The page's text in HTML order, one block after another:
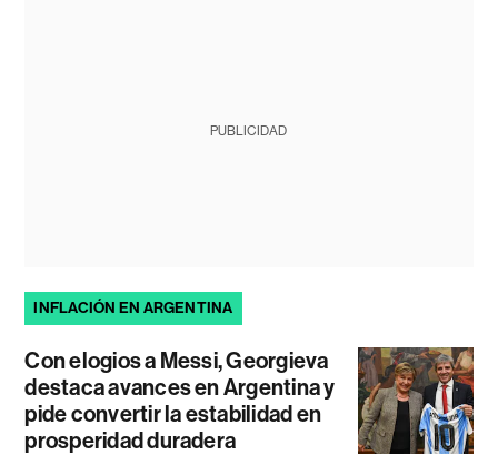
PUBLICIDAD
INFLACIÓN EN ARGENTINA
Con elogios a Messi, Georgieva
destaca avances en Argentina y
pide convertir la estabilidad en
prosperidad duradera